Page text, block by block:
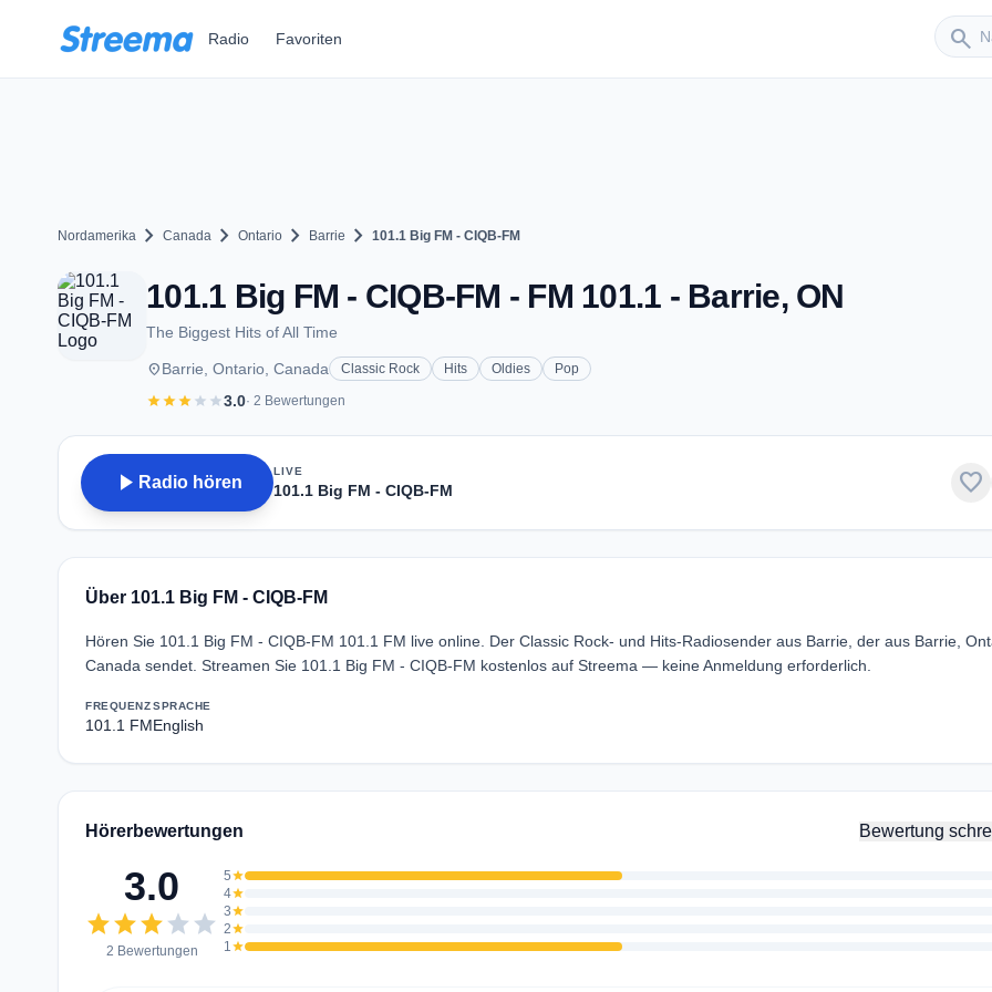
Radio Favoriten search
Sender
Nordamerika chevron_right Canada chevron_right Ontario chevron_right Barrie chevron_right 101.1 Big FM - CIQB-FM
101.1 Big FM - CIQB-FM - FM 101.1 - Barrie, ON
The Biggest Hits of All Time
placeBarrie, Ontario, Canada Classic Rock Hits Oldies Pop
starstarstarstar star3.0· 2 Bewertungen
play_arrow Radio hören
LIVE
101.1 Big FM - CIQB-FM favorite
Über 101.1 Big FM - CIQB-FM
Hören Sie 101.1 Big FM - CIQB-FM 101.1 FM live online. Der Classic Rock- und Hits-Radiosender aus Barrie, der aus Barrie,
Canada sendet. Streamen Sie 101.1 Big FM - CIQB-FM kostenlos auf Streema — keine Anmeldung erforderlich.
FREQUENZ
101.1 FM
SPRACHE
English
Hörerbewertungen Bewertung
3.0
starstarstarstar star
2 Bewertungen
5star
4star
3star
2star
1star